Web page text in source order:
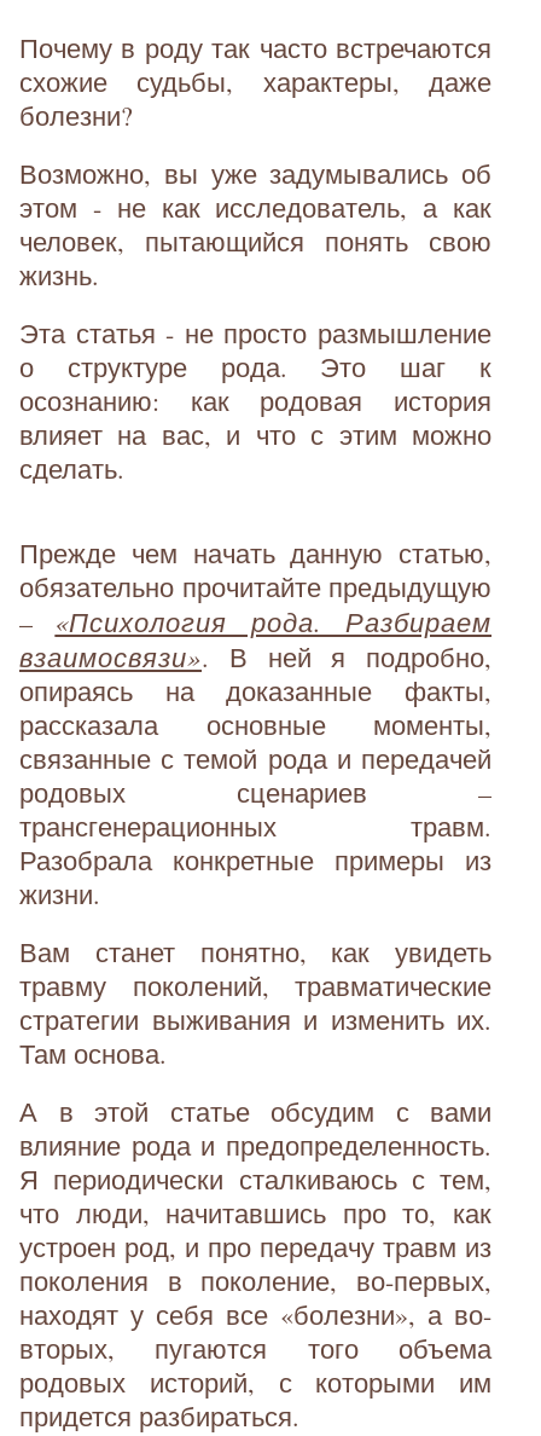
Почему в роду так часто встречаются
схожие судьбы, характеры, даже
болезни?
Возможно, вы уже задумывались об
этом - не как исследователь, а как
человек, пытающийся понять свою
жизнь.
Эта статья - не просто размышление
о структуре рода. Это шаг к
осознанию: как родовая история
влияет на вас, и что с этим можно
сделать.
Прежде чем начать данную статью,
обязательно прочитайте предыдущую
– «Психология рода. Разбираем
взаимосвязи». В ней я подробно,
опираясь на доказанные факты,
рассказала основные моменты,
связанные с темой рода и передачей
родовых сценариев –
трансгенерационных травм.
Разобрала конкретные примеры из
жизни.
Вам станет понятно, как увидеть
травму поколений, травматические
стратегии выживания и изменить их.
Там основа.
А в этой статье обсудим с вами
влияние рода и предопределенность.
Я периодически сталкиваюсь с тем,
что люди, начитавшись про то, как
устроен род, и про передачу травм из
поколения в поколение, во-первых,
находят у себя все «болезни», а во-
вторых, пугаются того объема
родовых историй, с которыми им
придется разбираться.